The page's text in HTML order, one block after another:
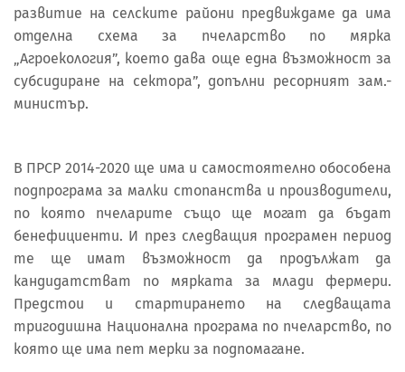
развитие на селските райони предвиждаме да има
отделна схема за пчеларство по мярка
„Агроекология”, което дава още една възможност за
субсидиране на сектора”, допълни ресорният зам.-
министър.
В ПРСР 2014-2020 ще има и самостоятелно обособена
подпрограма за малки стопанства и производители,
по която пчеларите също ще могат да бъдат
бенефициенти. И през следващия програмен период
те ще имат възможност да продължат да
кандидатстват по мярката за млади фермери.
Предстои и стартирането на следващата
тригодишна Национална програма по пчеларство, по
която ще има пет мерки за подпомагане.